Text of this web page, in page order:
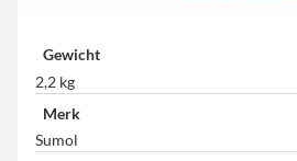
Gewicht
2,2 kg
Merk
Sumol